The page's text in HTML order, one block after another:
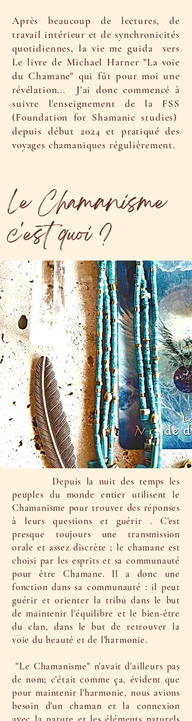
Après beaucoup de lectures, de
travail intérieur et de synchronicités
quotidiennes, la vie me guida vers
Le livre de Michael Harner "La voie
du Chamane" qui fût pour moi une
révélation... J'ai donc commencé à
suivre l'enseignement de la FSS
(Foundation for Shamanic studies)
depuis début 2024 et pratiqué des
voyages chamaniques régulièrement.​
Le Chamanisme
c'est quoi ?
Depuis la nuit des temps les
peuples du monde entier utilisent le
Chamanisme pour trouver des réponses
à leurs questions et guérir . C'est
presque toujours une transmission
orale et assez discrète ; le chamane est
choisi par les esprits et sa communauté
pour être Chamane. Il a donc une
fonction dans sa communauté : il peut
guérir et orienter la tribu dans le but
de maintenir l'équilibre et le bien-être
du clan, dans le but de retrouver la
voie du beauté et de l'harmonie.
"Le Chamanisme" n'avait d'ailleurs pas
de nom; c'était comme ça, évident que
pour maintenir l'harmonie, nous avions
besoin d'un chaman et la connexion